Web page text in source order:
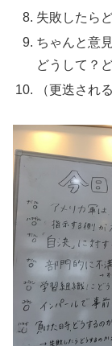
失敗したら
ちゃんと意
どうして？
（更迭され